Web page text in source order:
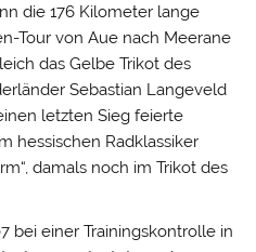
die 176 Kilometer lange
Tour von Aue nach Meerane
das Gelbe Trikot des
Sebastian Langeveld
letzten Sieg feierte
hessischen Radklassiker
damals noch im Trikot des
bei einer Trainingskontrolle in